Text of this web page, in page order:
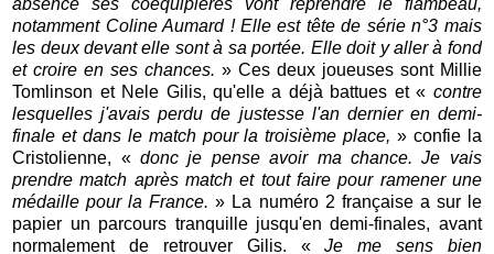
absence ses coéquipières vont reprendre le flambeau,
notamment Coline Aumard ! Elle est tête de série n°3 mais
les deux devant elle sont à sa portée. Elle doit y aller à fond
et croire en ses chances. » Ces deux joueuses sont Millie
Tomlinson et Nele Gilis, qu'elle a déjà battues et « contre
lesquelles j'avais perdu de justesse l'an dernier en demi-
finale et dans le match pour la troisième place, » confie la
Cristolienne, « donc je pense avoir ma chance. Je vais
prendre match après match et tout faire pour ramener une
médaille pour la France.» La numéro 2 française a sur le
papier un parcours tranquille jusqu'en demi-finales, avant
normalement de retrouver Gilis. «Je me sens bien